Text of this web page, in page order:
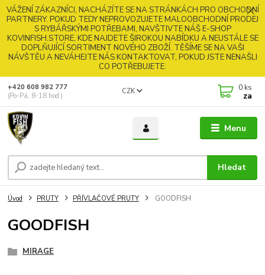
VÁŽENÍ ZÁKAZNÍCI, NACHÁZÍTE SE NA STRÁNKÁCH PRO OBCHODNÍ
PARTNERY. POKUD TEDY NEPROVOZUJETE MALOOBCHODNÍ PRODEJ
S RYBÁŘSKÝMI POTŘEBAMI, NAVŠTIVTE NÁŠ E-SHOP
KOVINFISH.STORE, KDE NAJDETE ŠIROKOU NABÍDKU A NEUSTÁLE SE
DOPLŇUJÍCÍ SORTIMENT NOVÉHO ZBOŽÍ. TĚŠÍME SE NA VAŠI
NÁVŠTĚU A NEVÁHEJTE NÁS KONTAKTOVAT, POKUD JSTE NENAŠLI
CO POTŘEBUJETE.
Menu
CZK
Hledat
+420 608 982 777
(Po-Pá, 8-18 hod.)
0 ks
za
Úvod PRUTY PŘÍVLAČOVÉ PRUTY GOODFISH
GOODFISH
MIRAGE